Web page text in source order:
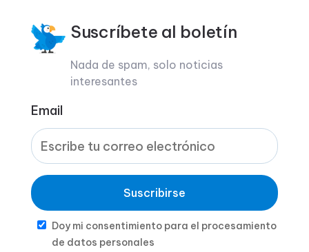
Suscríbete al boletín
Nada de spam, solo noticias
interesantes
Email
Suscribirse
Doy mi consentimiento para el procesamiento
de datos personales